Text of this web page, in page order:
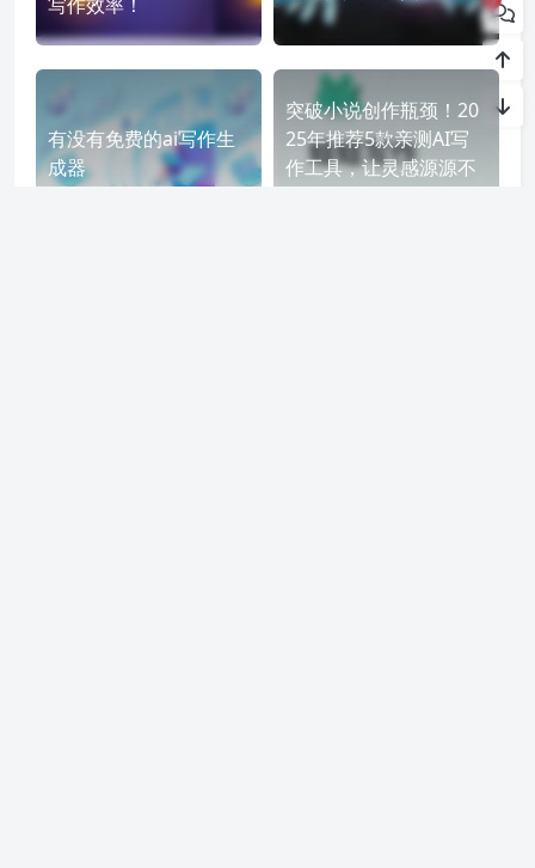
有没有免费的ai写作生
成器
突破小说创作瓶颈！20
25年推荐5款亲测AI写
作工具，让灵感源源不
断！